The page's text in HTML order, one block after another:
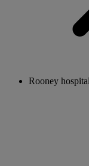
Rooney